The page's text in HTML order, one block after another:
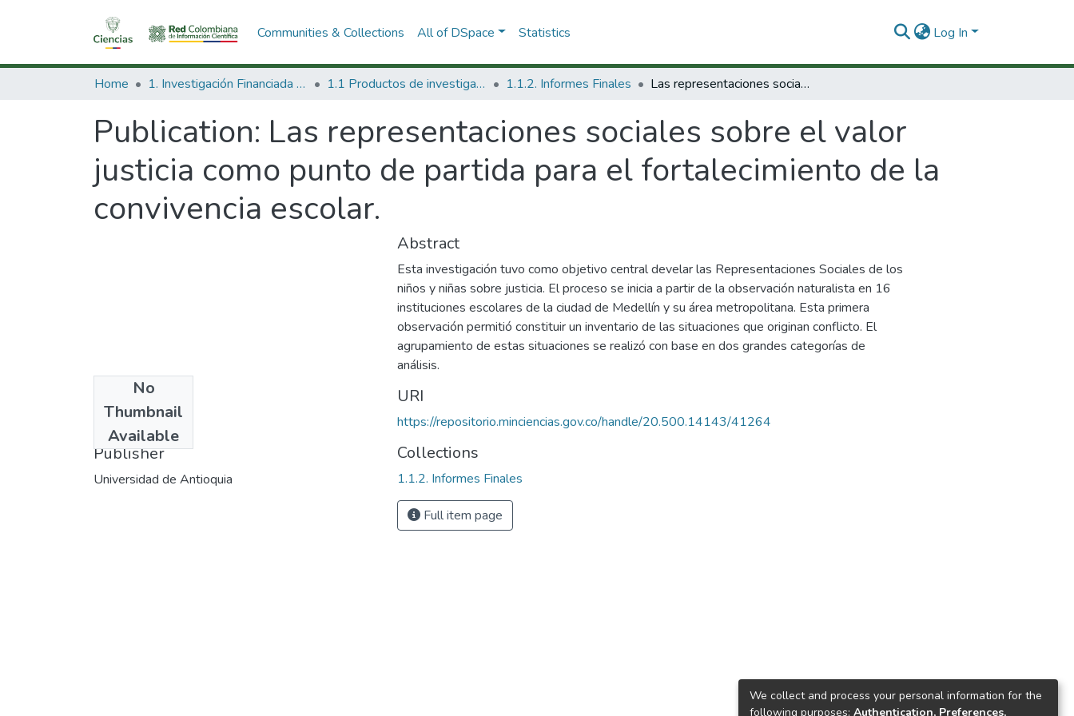
Communities & Collections All of DSpace Statistics Log In
Home 1. Investigación Financiada con Recursos Públicos 1.1 Productos de investigación 1.1.2. Informes Finales Las representaciones sociales sobre el valor justicia como punto de partida para el fortalecimiento de la convivencia escolar.
Publication: Las representaciones sociales sobre el valor
justicia como punto de partida para el fortalecimiento de la
convivencia escolar.
No
Thumbnail
Available
2002-08
Publisher
Universidad de Antioquia
Abstract
Esta investigación tuvo como objetivo central develar las Representaciones Sociales de los
niños y niñas sobre justicia. El proceso se inicia a partir de la observación naturalista en 16
instituciones escolares de la ciudad de Medellín y su área metropolitana. Esta primera
observación permitió constituir un inventario de las situaciones que originan conflicto. El
agrupamiento de estas situaciones se realizó con base en dos grandes categorías de
análisis.
URI
https://repositorio.minciencias.gov.co/handle/20.500.14143/41264
Collections
1.1.2. Informes Finales
Full item page
We collect and process your personal information for the
following purposes: Authentication, Preferences,